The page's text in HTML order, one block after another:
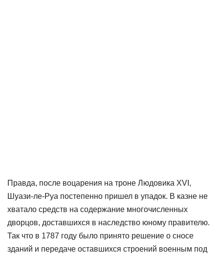
Правда, после воцарения на троне Людовика XVI,
Шуази-ле-Руа постепенно пришел в упадок. В казне не
хватало средств на содержание многочисленных
дворцов, доставшихся в наследство юному правителю.
Так что в 1787 году было принято решение о сносе
зданий и передаче оставшихся строений военным под